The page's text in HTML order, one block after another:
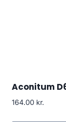
Aconitum
164.00 kr.